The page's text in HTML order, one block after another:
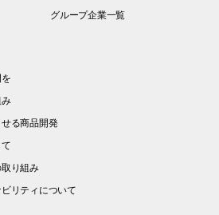
グループ企業一覧
る商品開発
り組み
リティについて